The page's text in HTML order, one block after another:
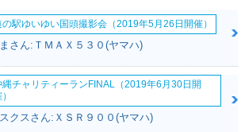
の駅ゆいゆい国頭撮影会（2019年5月26日開催）
さん:ＴＭＡＸ５３０(ヤマハ)
縄チャリティーランFINAL（2019年6月30日開
クスさん:ＸＳＲ９００(ヤマハ)